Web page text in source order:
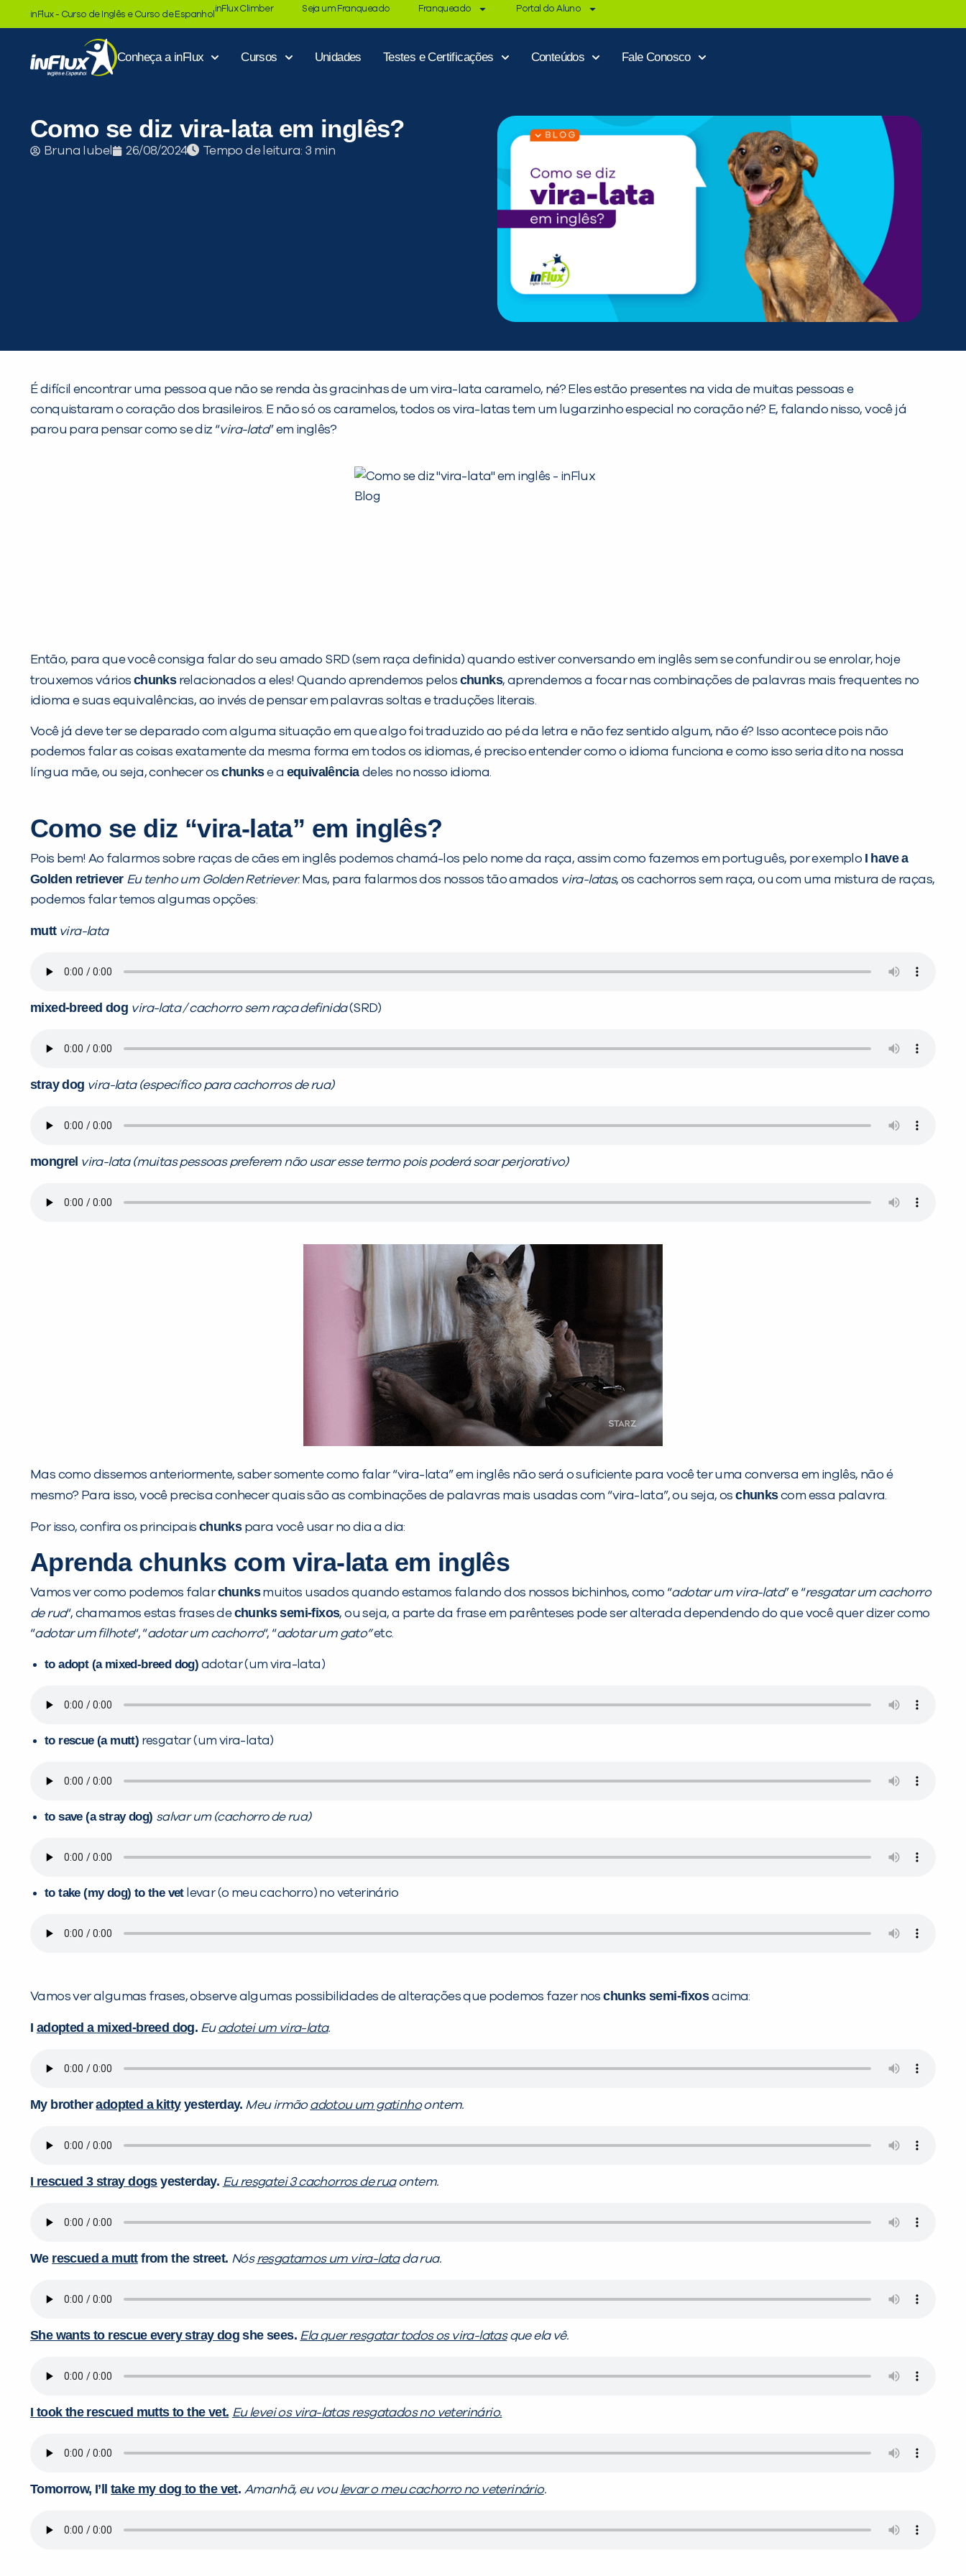
inFlux - Curso de Inglês e Curso de Espanhol
inFlux Climber Seja um Franqueado Franqueado Portal do Aluno
Conheça a inFlux Cursos Unidades Testes e Certificações Conteúdos Fale Conosco
Como se diz vira-lata em inglês?
Bruna Iubel 26/08/2024 Tempo de leitura:
É difícil encontrar uma pessoa que não se renda às gracinhas de um vira-lata caramelo, né? Eles estão presentes na vida de muitas pessoas e
conquistaram o coração dos brasileiros. E não só os caramelos, todos os vira-latas tem um lugarzinho especial no coração né? E, falando nisso, você já
parou para pensar como se diz “vira-lata” em inglês?
Então, para que você consiga falar do seu amado SRD (sem raça definida) quando estiver conversando em inglês sem se confundir ou se enrolar, hoje
trouxemos vários chunksrelacionados a eles! Quando aprendemos pelos chunks, aprendemos a focar nas combinações de palavras mais frequentes no
idioma e suas equivalências, ao invés de pensar em palavras soltas e traduções literais.
Você já deve ter se deparado com alguma situação em que algo foi traduzido ao pé da letra e não fez sentido algum, não é? Isso acontece pois não
podemos falar as coisas exatamente da mesma forma em todos os idiomas, é preciso entender como o idioma funciona e como isso seria dito na nossa
língua mãe, ou seja, conhecer oschunkse a equivalência deles no nosso idioma.
Como se diz “vira-lata” em inglês?
Pois bem! Ao falarmos sobre raças de cães em inglês podemos chamá-los pelo nome da raça, assim como fazemos em português, por exemplo I have a
Golden retriever Eu tenho um Golden Retriever. Mas, para falarmos dos nossos tão amados vira-latas, os cachorros sem raça, ou com uma mistura de raças,
podemos falar temos algumas opções:
mutt vira-lata
mixed-breed dog vira-lata / cachorro sem raça definida(SRD)
stray dog vira-lata (específico para cachorros de rua)
mongrel vira-lata (muitas pessoas preferem não usar esse termo pois poderá soar perjorativo)
Mas como dissemos anteriormente, saber somente como falar “vira-lata” em inglês não será o suficiente para você ter uma conversa em inglês, não é
mesmo? Para isso, você precisa conhecer quais são as combinações de palavras mais usadas com “vira-lata”, ou seja, oschunkscom essa palavra.
Por isso, confira os principais chunkspara você usar no dia a dia:
Aprenda chunks com vira-lata em inglês
Vamos ver como podemos falarchunksmuitos usados quando estamos falando dos nossos bichinhos, como “adotar um vira-lata” e “resgatar um cachorro
de rua“, chamamos estas frases dechunks semi-fixos, ou seja, a parte da frase em parênteses pode ser alterada dependendo do que você quer dizer como
“adotar um filhote“, “adotar um cachorro“, “adotar um gato”etc.
to adopt (a mixed-breed dog) adotar (um vira-lata)
to rescue (a mutt) resgatar (um vira-lata)
to save (a stray dog) salvar um (cachorro de rua)
to take (my dog) to the vetlevar (o meu cachorro) no veterinário
Vamos ver algumas frases, observe algumas possibilidades de alterações que podemos fazer noschunks semi-fixosacima:
I adopted a mixed-breed dog. Euadotei um vira-lata.
My brotheradopted a kittyyesterday. Meu irmãoadotou um gatinhoontem.
I rescued 3 stray dogsyesterday. Eu resgatei 3 cachorros de ruaontem.
We rescued a muttfrom the street. Nósresgatamos um vira-latada rua.
She wants to rescue every stray dog she sees. Ela quer resgatar todos os vira-latasque ela vê.
I took the rescued mutts to the vet. Eu levei os vira-latas resgatados no veterinário.
Tomorrow, I’lltake my dog to the vet. Amanhã, eu voulevar o meu cachorro no veterinário.